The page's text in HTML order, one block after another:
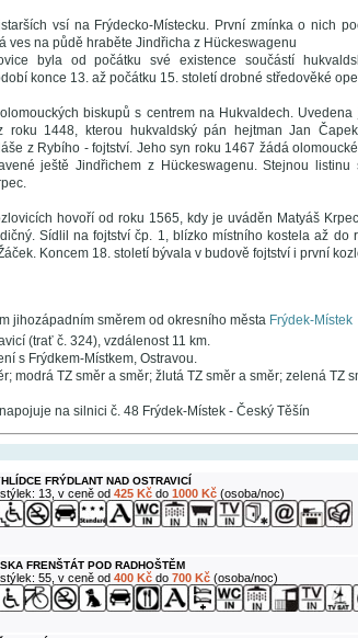
vsí na Frýdecko-Místecku. První zmínka o nich
ves na půdě hraběte Jindřicha z Hückeswagenu
byla od počátku své existence součástí
konce 13. až počátku 15. století drobné středověké
biskupů s centrem na Hukvaldech.
roku 1448, kterou hukvaldský pán hejtman Jan
z Rybího - fojtství. Jeho syn roku 1467 žádá
ještě Jindřichem z Hückeswagenu. Stejnou
hovoří od roku 1565, kdy je uváděn Matyáš
Sídlil na fojtství čp. 1, blízko místního kostela až do
Koncem 18. století bývala v budově fojtství i první
jihozápadním směrem od okresního města Frýdek-Místek
(trať č. 324), vzdálenost 11 km.
s Frýdkem-Místkem, Ostravou.
modrá TZ směr a směr; žlutá TZ směr a směr; zelená TZ
na silnici č. 48 Frýdek-Místek - Český Těšín
FRÝDLANT NAD OSTRAVICÍ
13, v ceně od 425 Kčdo 1000 Kč(osoba/noc)
FRENŠTÁT POD RADHOŠTĚM
55, v ceně od 400 Kčdo 700 Kč(osoba/noc)